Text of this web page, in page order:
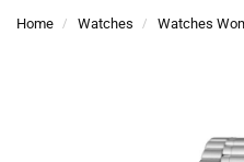
Home / Watches / Watches